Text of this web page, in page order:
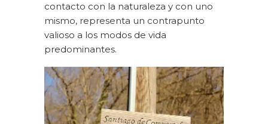
contacto con la naturaleza y con uno
mismo, representa un contrapunto
valioso a los modos de vida
predominantes.